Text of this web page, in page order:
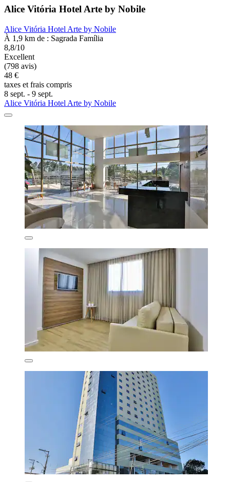
Alice Vitória Hotel Arte by Nobile
Alice Vitória Hotel Arte by Nobile
À 1,9 km de : Sagrada Família
8,8/10
Excellent
(798 avis)
48 €
taxes et frais compris
8 sept. - 9 sept.
Alice Vitória Hotel Arte by Nobile